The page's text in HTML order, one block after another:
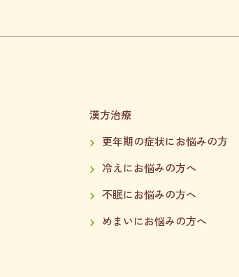
漢方治療
更年期の症状にお悩みの方
冷えにお悩みの方へ
不眠にお悩みの方へ
めまいにお悩みの方へ